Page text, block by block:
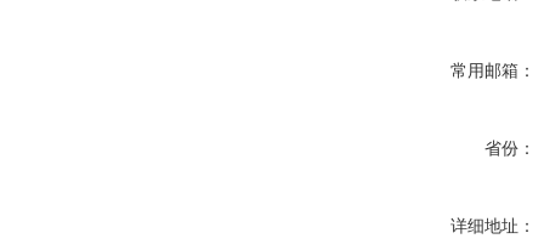
常用邮箱：
省份：
详细地址：